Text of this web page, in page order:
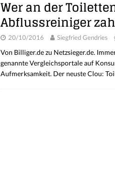
Wer an der
Abflussreiniger
20/10/2016 Siegfried Gendries
Von Billiger.de zu Netzsieger.de.
genannte Vergleichsportale auf
Aufmerksamkeit. Der neuste Clou: